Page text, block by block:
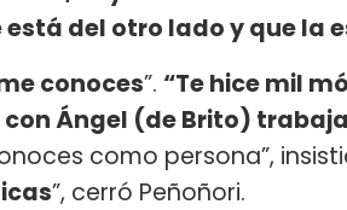
del otro lado y que la
conoces”. “Te hice mil
Ángel (de Brito)
como persona”,
”, cerró Peñoñori.